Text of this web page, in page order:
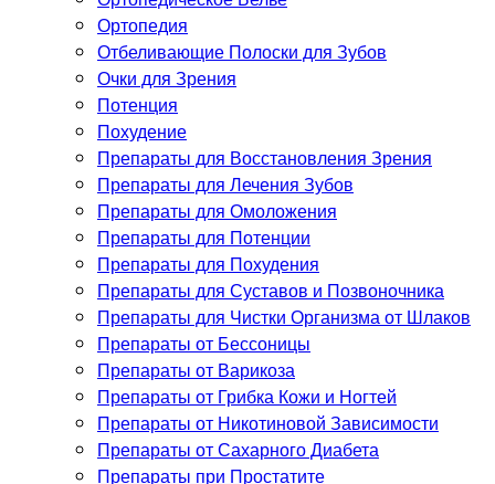
Ортопедия
Отбеливающие Полоски для Зубов
Очки для Зрения
Потенция
Похудение
Препараты для Восстановления Зрения
Препараты для Лечения Зубов
Препараты для Омоложения
Препараты для Потенции
Препараты для Похудения
Препараты для Суставов и Позвоночника
Препараты для Чистки Организма от Шлаков
Препараты от Бессоницы
Препараты от Варикоза
Препараты от Грибка Кожи и Ногтей
Препараты от Никотиновой Зависимости
Препараты от Сахарного Диабета
Препараты при Простатите